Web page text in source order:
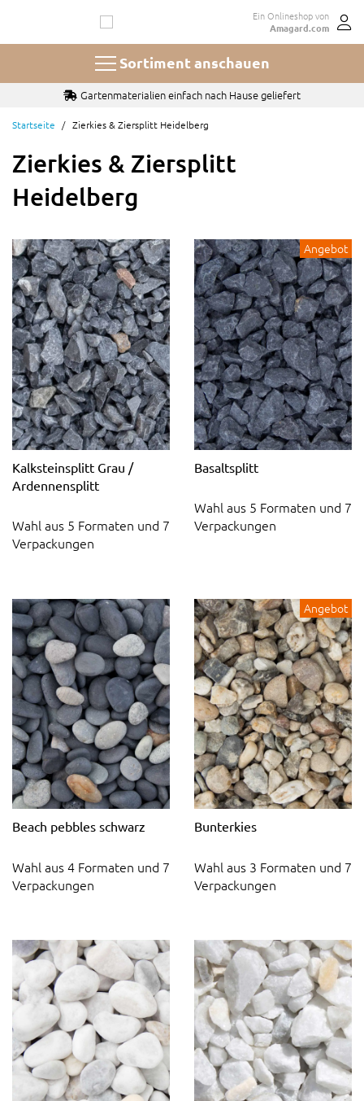
springen
Ein Onlineshop von
Amagard.com
Sortiment anschauen
Auswahl aus 100+ Sorten und Größen Kies und Splitt
Startseite Zierkies & Ziersplitt Heidelberg
Zierkies & Ziersplitt
Heidelberg
Kalksteinsplitt Grau /
Ardennensplitt
Wahl aus 5 Formaten und 7
Verpackungen
Angebot
Basaltsplitt
Wahl aus 5 Formaten und 7
Verpackungen
Beach pebbles schwarz
Wahl aus 4 Formaten und 7
Verpackungen
Angebot
Bunterkies
Wahl aus 3 Formaten und 7
Verpackungen